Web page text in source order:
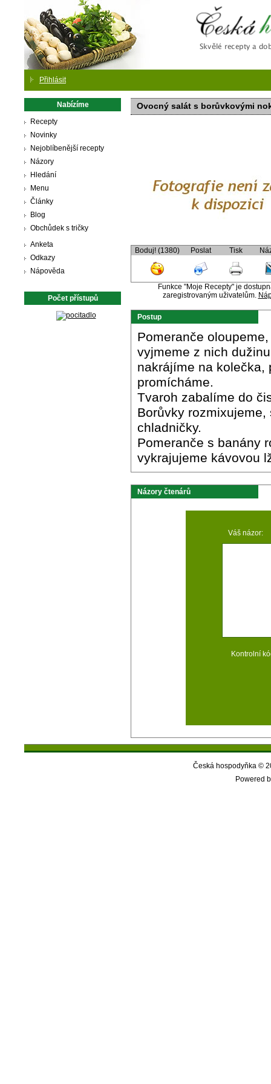
Přihlásit
Nabízíme
Recepty
Novinky
Nejoblíbenější recepty
Názory
Hledání
Menu
Články
Blog
Obchůdek s tričky
Anketa
Odkazy
Nápověda
Počet přístupů
Ovocný salát s borůvkovými
Boduj! (1380) Poslat Tisk
Funkce "Moje Recepty" je
zaregistrovaným uživatelům.
Postup
Pomeranče
vyjmeme z nich
nakrájíme na kolečka,
promícháme.
Tvaroh zabalíme do
Borůvky
chladničky.
Pomeranče s banány
vykrajujeme kávovou
Názory čtenárů
Váš názor:
Kontrolní
Česká hospodyňka ©
Powered